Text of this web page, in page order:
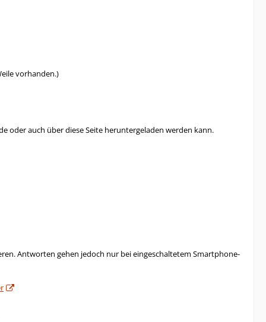
vorhanden.)
oder auch über diese Seite heruntergeladen werden kann.
Antworten gehen jedoch nur bei eingeschaltetem Smartphone-